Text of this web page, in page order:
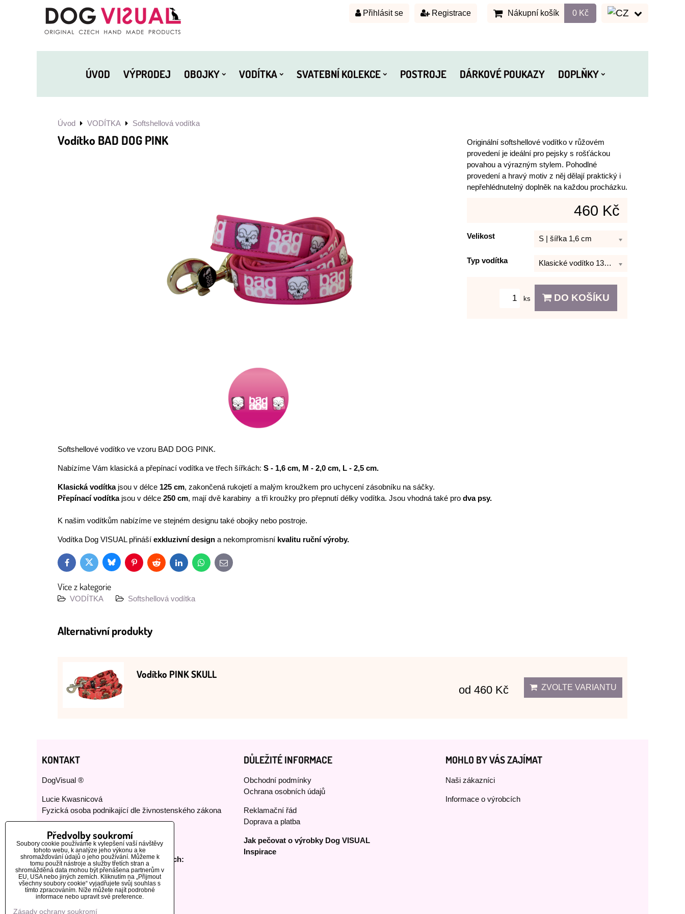
Přihlásit se Registrace Nákupní košík 0 Kč
ÚVOD VÝPRODEJ OBOJKY VODÍTKA SVATEBNÍ KOLEKCE POSTROJE DÁRKOVÉ POUKAZY DOPLŇKY
Úvod VODÍTKA Softshellová vodítka
Vodítko BAD DOG PINK
Originální softshellové vodítko v růžovém
provedení je ideální pro pejsky s rošťáckou
povahou a výrazným stylem. Pohodlné
provedení a hravý motiv z něj dělají praktický i
nepřehlédnutelný doplněk na každou procházku.
460 Kč
Velikost S | šířka 1,6 cm
Typ vodítka Klasické vodítko 130 cm
ks DO KOŠÍKU
Softshellové vodítko ve vzoru BAD DOG PINK.
Nabízíme Vám klasická a přepínací vodítka ve třech šířkách: S - 1,6 cm, M - 2,0 cm, L - 2,5 cm.
Klasická vodítkajsou v délce 125 cm, zakončená rukojetí a malým kroužkem pro uchycení zásobníku na sáčky.
Přepínací vodítkajsou v délce 250 cm, mají dvě karabiny a tři kroužky pro přepnutí délky vodítka. Jsou vhodná také pro dva psy.
K našim vodítkům nabízíme ve stejném designu také obojky nebo postroje.
Vodítka Dog VISUAL přináší exkluzivní design a nekompromisní kvalitu ruční výroby.
FacebookTwitter BlueskyPinterestReddit LinkedInWhatsApp
E-
mail
Více z kategorie
VODÍTKA Softshellová vodítka
Alternativní produkty
Vodítko PINK SKULL
od 460 Kč
ZVOLTE VARIANTU
KONTAKT
DogVisual ®
Lucie Kwasnicová
Fyzická osoba podnikající dle živnostenského zákona
E-mail:
dog-visual@dog-visual.com
Telefon:+420 776 440 464
Sledujte nás na našich sociálních sítích:
DŮLEŽITÉ INFORMACE
Obchodní podmínky
Ochrana osobních údajů
Reklamační řád
Doprava a platba
Jak pečovat o výrobky Dog VISUAL
Inspirace
MOHLO BY VÁS ZAJÍMAT
Naši zákazníci
Informace o výrobcích
Předvolby soukromí
Soubory cookie používáme k vylepšení vaší návštěvy
tohoto webu, k analýze jeho výkonu a ke
shromažďování údajů o jeho používání. Můžeme k
tomu použít nástroje a služby třetích stran a
shromážděná data mohou být přenášena partnerům v
EU, USA nebo jiných zemích. Kliknutím na „Přijmout
všechny soubory cookie“ vyjadřujete svůj souhlas s
tímto zpracováním. Níže můžete najít podrobné
informace nebo upravit své preference.
Zásady ochrany soukromí